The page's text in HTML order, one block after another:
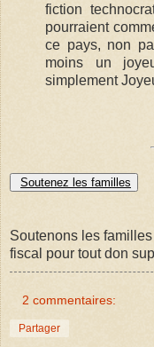
fiction
pourraient
ce pays, non
moins un
simplement
Soutenez les familles
Soutenons les
fiscal pour tout don
2 commentaires:
Partager